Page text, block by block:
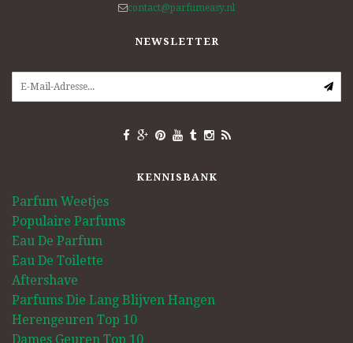
contact@parfumeasy.nl
NEWSLETTER
KENNISBANK
Parfum Weetjes
Populaire Parfums
Eau De Parfum
Eau De Toilette
Aftershave
Parfums Die Lang Blijven Hangen
Herengeuren Top 10
Dames Geuren Top 10